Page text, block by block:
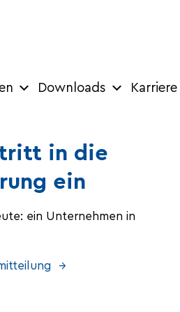
Downloads Karriere
in die
ein
ein Unternehmen in
→